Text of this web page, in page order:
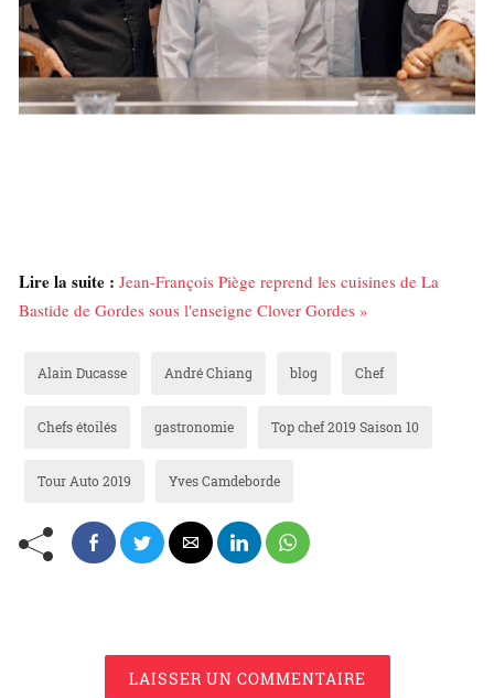
Lire la suite : Jean-François Piège reprend les cuisines de La
Bastide de Gordes sous l'enseigne Clover Gordes »
Alain Ducasse André Chiang blog Chef
Chefs étoilés gastronomie Top chef 2019 Saison 10
Tour Auto 2019 Yves Camdeborde
LAISSER UN COMMENTAIRE